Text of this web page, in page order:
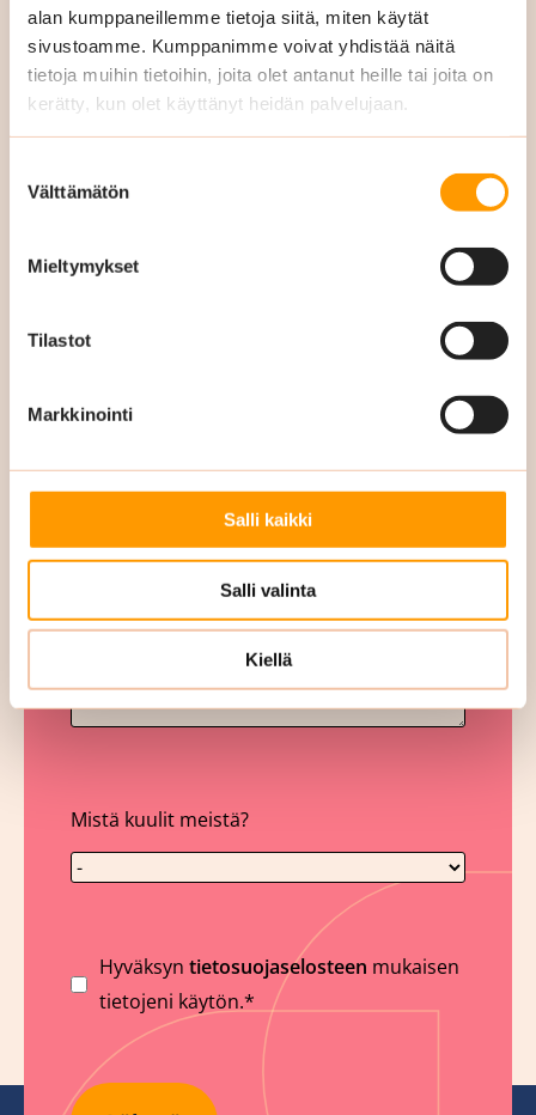
alan kumppaneillemme tietoja siitä, miten käytät
sivustoamme. Kumppanimme voivat yhdistää näitä
tietoja muihin tietoihin, joita olet antanut heille tai joita on
kerätty, kun olet käyttänyt heidän palvelujaan.
valinta
Välttämätön
Mieltymykset
Tilastot
Markkinointi
Salli kaikki
Salli valinta
Kiellä
Sähköpostiosoite*
Puhelinnumero
Mistä kuulit meistä?
Suostumus
Hyväksyntietosuojaselosteen mukaisen
tietojeni käytön.*